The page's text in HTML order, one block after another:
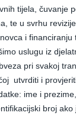
tijela, čuvanje
te u svrhu
i financiranju
uslugu iz
pri svakoj
utvrditi i
ime i
broj